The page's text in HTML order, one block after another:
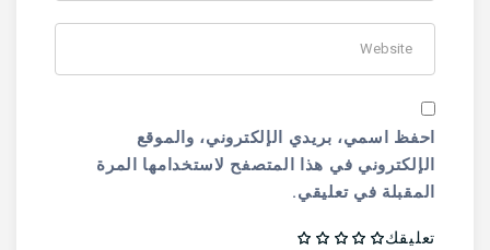
احفظ اسمي، بريدي الإلكتروني، والموقع
الإلكتروني في هذا المتصفح لاستخدامها المرة
المقبلة في تعليقي.
تعليقك